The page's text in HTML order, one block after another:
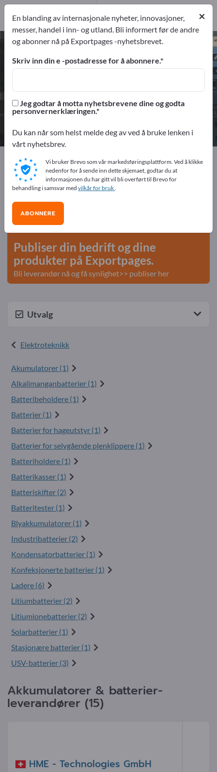
Akkumulatorer & batterier – finn
produsenter og leverandører
Distributører
2
Exportpages
Elektroteknikk
Akkumulatorer & batterier
Annonser gratis på Exportpages!
Behov – Tilbud – Brukte varer – Forretningskontakter >>
start her
Publiser din bedrift og dine
produkter på Exportpages.
Bli leverandør nå og få synlighet>> publiser her
Utvalg
Elektroteknikk
Akumulatorer (1)
Alkalimanganbatterier (1)
Batteribeholdere (1)
Batterier (1)
Batterier for hageutstyr (1)
Batterier for selvgående plenklippere (1)
Batteriholdere (1)
Batterikasser (1)
Batteriskifter (2)
Batteritester (1)
Blyakkumulatorer (1)
Industribatterier (2)
Kondensatorbatterier (1)
Konfeksjonerte batterier (1)
Ladere (6)
Litiumbatterier (2)
Litiumionebatterier (2)
Solarbatterier (1)
Stasjonære batterier (1)
USV-batterier (3)
Akkumulatorer & batterier-
leverandører (15)
HME - Technologies GmbH
×
En blanding av internasjonale nyheter, innovasjoner,
messer, handel i inn- og utland. Bli informert før de andre
og abonner nå på Exportpages -nyhetsbrevet.
Skriv inn din e -postadresse for å abonnere.
Jeg godtar å motta nyhetsbrevene dine og godta
personvernerklæringen.
Du kan når som helst melde deg av ved å bruke lenken i
vårt nyhetsbrev.
Vi bruker Brevo som vår markedsføringsplattform. Ved å klikke
nedenfor for å sende inn dette skjemaet, godtar du at
informasjonen du har gitt vil bli overført til Brevo for
behandling i samsvar med vilkår for bruk.
ABONNERE